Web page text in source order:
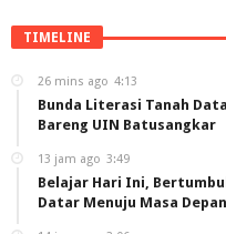
TIMELINE
26 mins ago 4:13
Bunda Literasi Tanah
Bareng UIN Batusangkar
13 jam ago 3:49
Belajar Hari Ini,
Datar Menuju Masa